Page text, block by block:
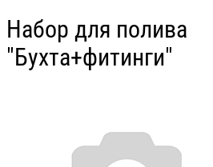
Набор для полива
"Бухта+фитинги"